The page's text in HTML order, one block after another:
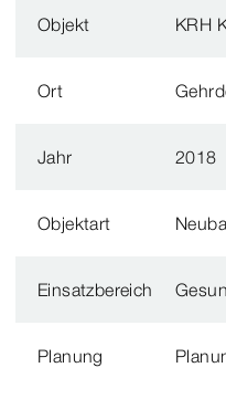
Objekt KRH
Ort
Jahr 2018
Objektart
Einsatzbereich
Planung